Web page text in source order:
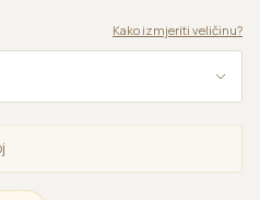
Kako izmjeriti veličinu?